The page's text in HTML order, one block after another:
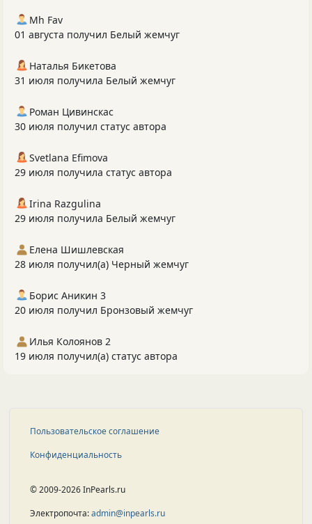
Mh Fav
01 августа получил Белый жемчуг
Наталья Бикетова
31 июля получила Белый жемчуг
Роман Цивинскас
30 июля получил статус автора
Svetlana Efimova
29 июля получила статус автора
Irina Razgulina
29 июля получила Белый жемчуг
Елена Шишлевская
28 июля получил(а) Черный жемчуг
Борис Аникин 3
20 июля получил Бронзовый жемчуг
Илья Колоянов 2
19 июля получил(а) статус автора
Пользовательское соглашение
Конфиденциальность
© 2009-2026 InPearls.ru
Электропочта:admin@inpearls.ru